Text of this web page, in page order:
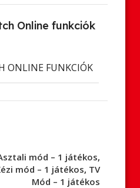
Online funkciók
ONLINE FUNKCIÓK
mód – 1 játékos,
mód – 1 játékos, TV
Mód – 1 játékos